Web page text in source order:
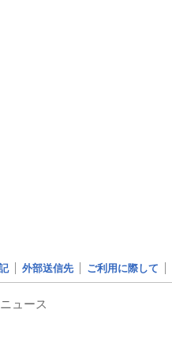
外部送信先 ご利用に際して
ュース